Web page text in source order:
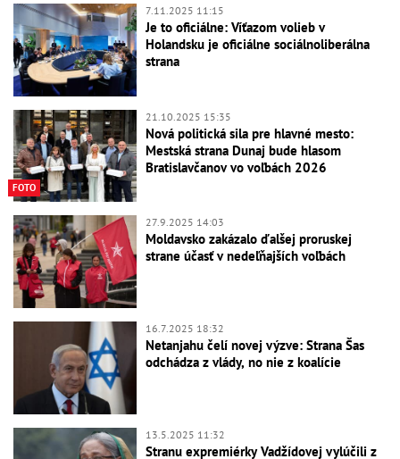
7.11.2025 11:15
Je to oficiálne: Víťazom volieb v
Holandsku je oficiálne sociálnoliberálna
strana
FOTO
21.10.2025 15:35
Nová politická sila pre hlavné mesto:
Mestská strana Dunaj bude hlasom
Bratislavčanov vo voľbách 2026
27.9.2025 14:03
Moldavsko zakázalo ďalšej proruskej
strane účasť v nedeľňajších voľbách
16.7.2025 18:32
Netanjahu čelí novej výzve: Strana Šas
odchádza z vlády, no nie z koalície
13.5.2025 11:32
Stranu expremiérky Vadžídovej vylúčili z